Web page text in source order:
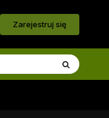
Zarejestruj się